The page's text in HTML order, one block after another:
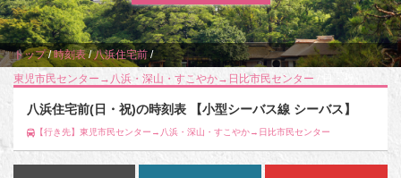
トップ/時刻表/八浜住宅前 /
東児市民センター→八浜・深山・すこやか→日比市民センター
八浜住宅前(日・祝)の時刻表 【小型シーバス線 シーバス】
【行き先】東児市民センター→八浜・深山・すこやか→日比市民センター